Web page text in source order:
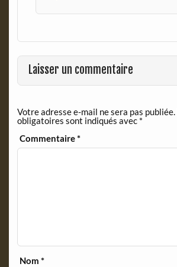
Laisser un commentaire
Votre adresse e-mail ne sera pas publiée.
obligatoires sont indiqués avec *
Commentaire*
Nom*